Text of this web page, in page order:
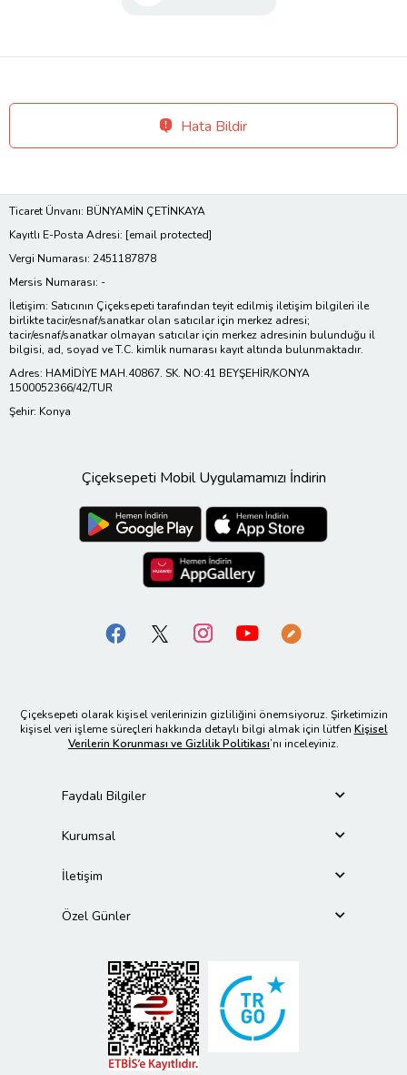
Hata Bildir
Ticaret Ünvanı: BÜNYAMİN ÇETİNKAYA
Kayıtlı E-Posta Adresi: [email protected]
Vergi Numarası: 2451187878
Mersis Numarası: -
İletişim: Satıcının Çiçeksepeti tarafından teyit edilmiş iletişim bilgileri ile
birlikte tacir/esnaf/sanatkar olan satıcılar için merkez adresi;
tacir/esnaf/sanatkar olmayan satıcılar için merkez adresinin bulunduğu il
bilgisi, ad, soyad ve T.C. kimlik numarası kayıt altında bulunmaktadır.
Adres: HAMİDİYE MAH.40867. SK. NO:41 BEYŞEHİR/KONYA
1500052366/42/TUR
Şehir: Konya
Çiçeksepeti Mobil Uygulamamızı İndirin
Çiçeksepeti olarak kişisel verilerinizin gizliliğini önemsiyoruz. Şirketimizin
kişisel veri işleme süreçleri hakkında detaylı bilgi almak için lütfen Kişisel
Verilerin Korunması ve Gizlilik Politikası’nı inceleyiniz.
Faydalı Bilgiler
Kurumsal
İletişim
Özel Günler